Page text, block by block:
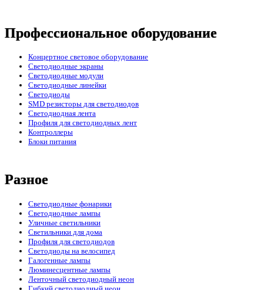
Профессиональное оборудование
Концертное световое оборудование
Cветодиодные экраны
Светодиодные модули
Светодиодные линейки
Светодиоды
SMD резисторы для светодиодов
Светодиодная лента
Профиля для светодиодных лент
Контроллеры
Блоки питания
Разное
Светодиодные фонарики
Светодиодные лампы
Уличные светильники
Светильники для дома
Профиля для светодиодов
Светодиоды на велосипед
Галогенные лампы
Люминесцентные лампы
Ленточный светодиодный неон